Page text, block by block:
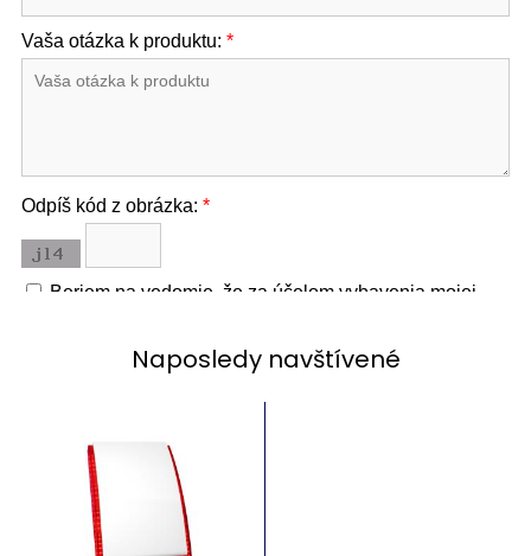
Naposledy navštívené